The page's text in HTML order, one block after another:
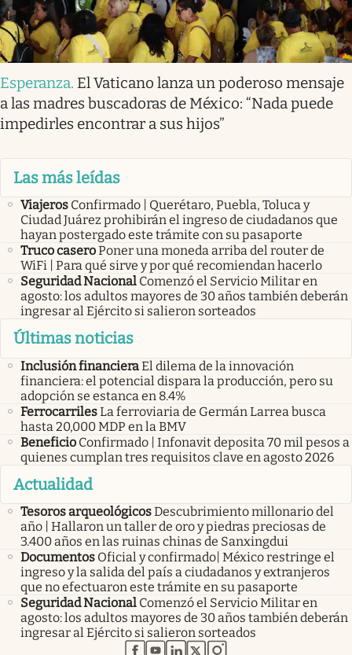
Esperanza. El Vaticano lanza un poderoso mensaje
a las madres buscadoras de México: “Nada puede
impedirles encontrar a sus hijos”
Las más leídas
Viajeros Confirmado | Querétaro, Puebla, Toluca y
Ciudad Juárez prohibirán el ingreso de ciudadanos que
hayan postergado este trámite con su pasaporte
Truco caseroPoner una moneda arriba del router de
WiFi | Para qué sirve y por qué recomiendan hacerlo
Seguridad Nacional Comenzó el Servicio Militar en
agosto: los adultos mayores de 30 años también deberán
ingresar al Ejército si salieron sorteados
Últimas noticias
Inclusión financieraEl dilema de la innovación
financiera: el potencial dispara la producción, pero su
adopción se estanca en 8.4%
FerrocarrilesLa ferroviaria de Germán Larrea busca
hasta 20,000 MDP en la BMV
Beneficio Confirmado | Infonavit deposita 70 mil pesos a
quienes cumplan tres requisitos clave en agosto 2026
Actualidad
Tesoros arqueológicosDescubrimiento millonario del
año | Hallaron un taller de oro y piedras preciosas de
3.400 años en las ruinas chinas de Sanxingdui
Documentos Oficial y confirmado| México restringe el
ingreso y la salida del país a ciudadanos y extranjeros
que no efectuaron este trámite en su pasaporte
Seguridad Nacional Comenzó el Servicio Militar en
agosto: los adultos mayores de 30 años también deberán
ingresar al Ejército si salieron sorteados
abre en nueva pestaña
abre en nueva pestaña
abre en nueva pestaña
abre en nueva pestaña
abre en nueva pestaña